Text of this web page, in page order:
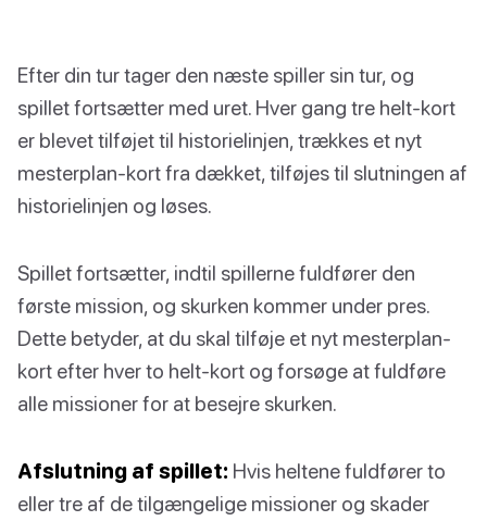
Efter din tur tager den næste spiller sin tur, og
spillet fortsætter med uret. Hver gang tre helt-kort
er blevet tilføjet til historielinjen, trækkes et nyt
mesterplan-kort fra dækket, tilføjes til slutningen af
historielinjen og løses.
Spillet fortsætter, indtil spillerne fuldfører den
første mission, og skurken kommer under pres.
Dette betyder, at du skal tilføje et nyt mesterplan-
kort efter hver to helt-kort og forsøge at fuldføre
alle missioner for at besejre skurken.
Afslutning af spillet: Hvis heltene fuldfører to
eller tre af de tilgængelige missioner og skader